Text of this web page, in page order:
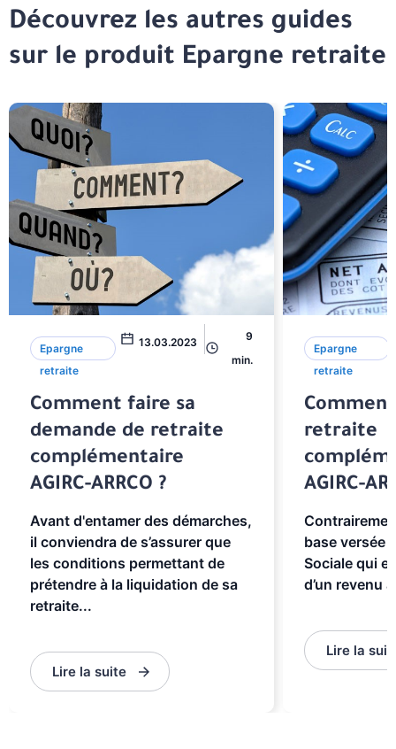
Découvrez les autres guides
sur le produit Epargne retraite
Epargne
retraite
13.03.2023
9
min.
Comment faire sa
demande de retraite
complémentaire
AGIRC-ARRCO ?
Avant d'entamer des démarches,
il conviendra de s’assurer que
les conditions permettant de
prétendre à la liquidation de sa
retraite...
Lire la suite
Epargne
retraite
retraite
AGIRC-
base versée
Sociale qui
d’un revenu
Lire la